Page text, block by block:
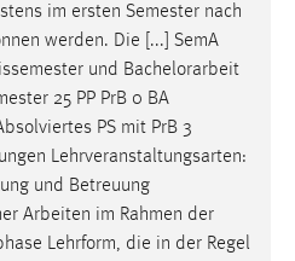
im ersten Semester nach
werden. Die [...] SemA
und Bachelorarbeit
25 PP PrB 0 BA
PS mit PrB 3
Lehrveranstaltungsarten:
und Betreuung
Arbeiten im Rahmen der
Lehrform, die in der Regel
um sich an der Website